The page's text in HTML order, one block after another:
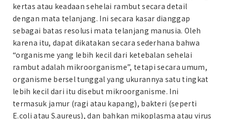
kertas atau keadaan sehelai rambut secara detail
dengan mata telanjang. Ini secara kasar dianggap
sebagai batas resolusi mata telanjang manusia. Oleh
karena itu, dapat dikatakan secara sederhana bahwa
“organisme yang lebih kecil dari ketebalan sehelai
rambut adalah mikroorganisme”, tetapi secara umum,
organisme bersel tunggal yang ukurannya satu tingkat
lebih kecil dari itu disebut mikroorganisme. Ini
termasuk jamur (ragi atau kapang), bakteri (seperti
E.coli atau S.aureus), dan bahkan mikoplasma atau virus